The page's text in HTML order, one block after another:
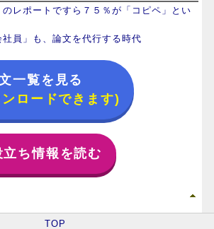
のレポートですら７５％が「コピペ」とい
社員」も、論文を代行する時代
一覧を見る
ロードできます)
ち情報を読む
TOP